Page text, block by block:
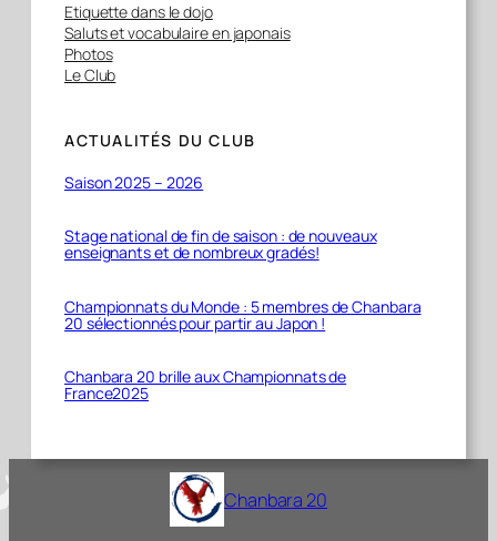
Etiquette dans le dojo
Saluts et vocabulaire en japonais
Photos
Le Club
ACTUALITÉS DU CLUB
Saison 2025 – 2026
Stage national de fin de saison : de nouveaux
enseignants et de nombreux gradés!
Championnats du Monde : 5 membres de Chanbara
20 sélectionnés pour partir au Japon !
Chanbara 20 brille aux Championnats de
France2025
Chanbara 20